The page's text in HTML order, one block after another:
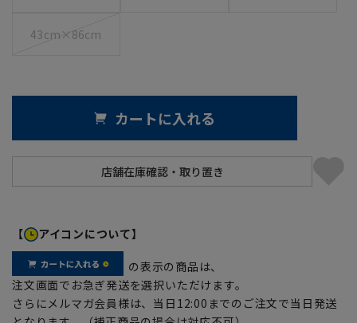
43cm×86cm
カートに入れる
【 アイコンについて】
の表示の商品は、
注文画面でお急ぎ発送を選択いただけます。
さらにメルマガ会員様は、当日12:00までのご注文で当日発送